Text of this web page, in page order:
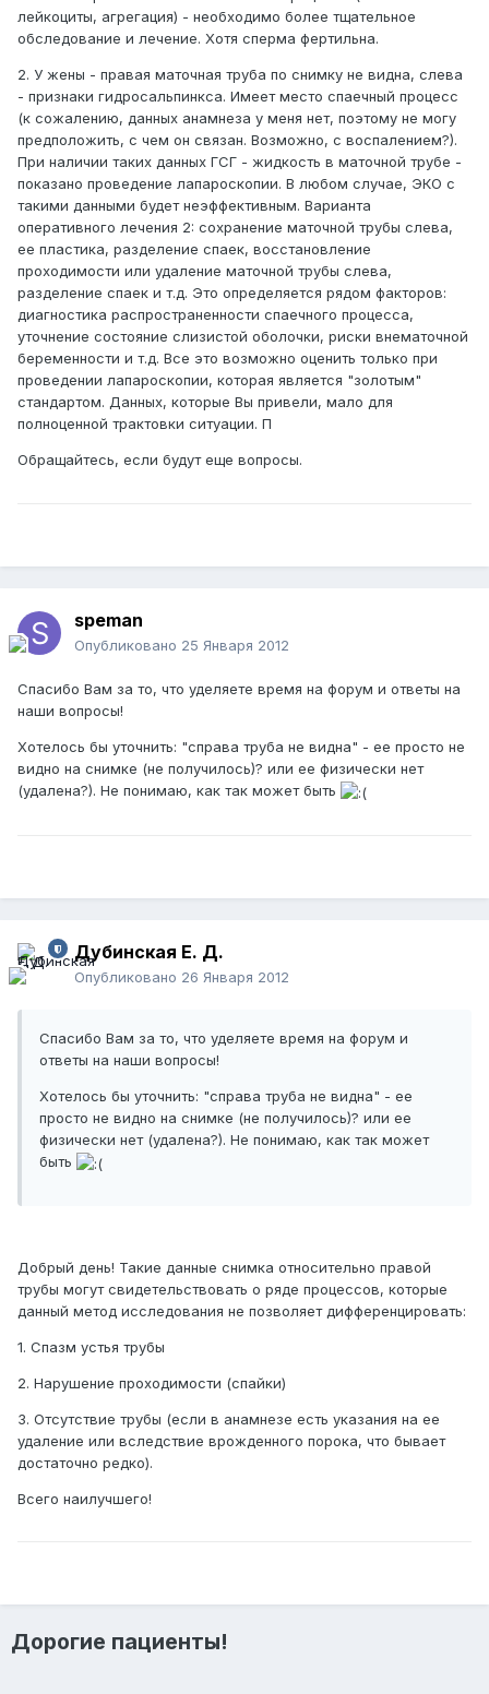
лейкоциты, агрегация) - необходимо более тщательное
обследование и лечение. Хотя сперма фертильна.
2. У жены - правая маточная труба по снимку не видна, слева
- признаки гидросальпинкса. Имеет место спаечный процесс
(к сожалению, данных анамнеза у меня нет, поэтому не могу
предположить, с чем он связан. Возможно, с воспалением?).
При наличии таких данных ГСГ - жидкость в маточной трубе -
показано проведение лапароскопии. В любом случае, ЭКО с
такими данными будет неэффективным. Варианта
оперативного лечения 2: сохранение маточной трубы слева,
ее пластика, разделение спаек, восстановление
проходимости или удаление маточной трубы слева,
разделение спаек и т.д. Это определяется рядом факторов:
диагностика распространенности спаечного процесса,
уточнение состояние слизистой оболочки, риски внематочной
беременности и т.д. Все это возможно оценить только при
проведении лапароскопии, которая является "золотым"
стандартом. Данных, которые Вы привели, мало для
полноценной трактовки ситуации. П
Обращайтесь, если будут еще вопросы.
speman
Опубликовано 25 Января 2012
Спасибо Вам за то, что уделяете время на форум и ответы на
наши вопросы!
Хотелось бы уточнить: "справа труба не видна" - ее просто не
видно на снимке (не получилось)? или ее физически нет
(удалена?). Не понимаю, как так может быть
Дубинская Е. Д.
Опубликовано 26 Января 2012
Спасибо Вам за то, что уделяете время на форум и
ответы на наши вопросы!
Хотелось бы уточнить: "справа труба не видна" - ее
просто не видно на снимке (не получилось)? или ее
физически нет (удалена?). Не понимаю, как так может
быть
Добрый день! Такие данные снимка относительно правой
трубы могут свидетельствовать о ряде процессов, которые
данный метод исследования не позволяет дифференцировать:
1. Спазм устья трубы
2. Нарушение проходимости (спайки)
3. Отсутствие трубы (если в анамнезе есть указания на ее
удаление или вследствие врожденного порока, что бывает
достаточно редко).
Всего наилучшего!
Дорогие пациенты!